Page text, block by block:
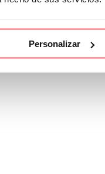
Personalizar